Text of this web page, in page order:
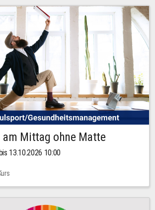
am Mittag ohne Matte
13.10.2026 10:00